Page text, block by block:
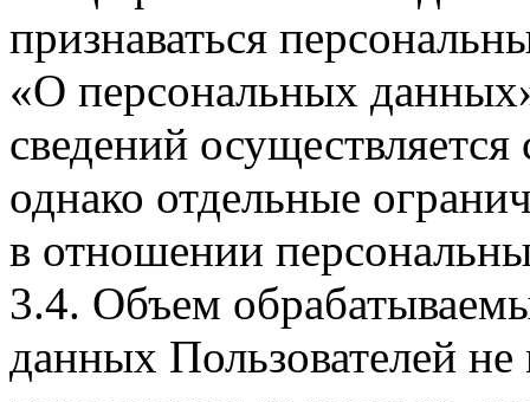
признаваться
«О персональных
сведений
однако отдельные
в отношении
3.4. Объем
данных Пользователей